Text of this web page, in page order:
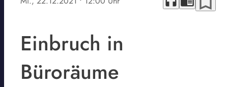
Einbruch in
Büroräume